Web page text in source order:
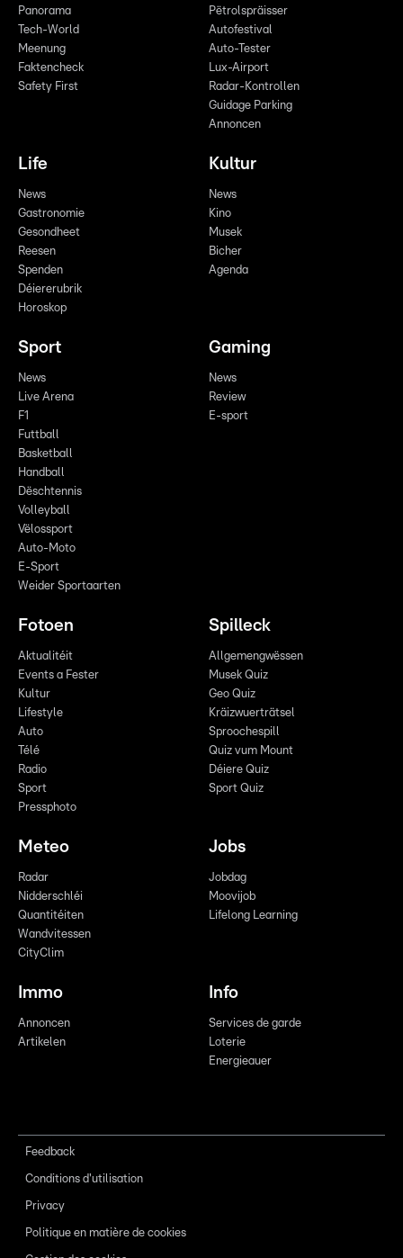
Panorama
Tech-World
Meenung
Faktencheck
Safety First
Pëtrolspräisser
Autofestival
Auto-Tester
Lux-Airport
Radar-Kontrollen
Guidage Parking
Annoncen
Life
News
Gastronomie
Gesondheet
Reesen
Spenden
Déiererubrik
Horoskop
Kultur
News
Kino
Musek
Bicher
Agenda
Sport
News
Live Arena
F1
Futtball
Basketball
Handball
Dëschtennis
Volleyball
Vëlossport
Auto-Moto
E-Sport
Weider Sportaarten
Gaming
News
Review
E-sport
Fotoen
Aktualitéit
Events a Fester
Kultur
Lifestyle
Auto
Télé
Radio
Sport
Pressphoto
Spilleck
Allgemengwëssen
Musek Quiz
Geo Quiz
Kräizwuerträtsel
Sproochespill
Quiz vum Mount
Déiere Quiz
Sport Quiz
Meteo
Radar
Nidderschléi
Quantitéiten
Wandvitessen
CityClim
Jobs
Jobdag
Moovijob
Lifelong Learning
Immo
Annoncen
Artikelen
Info
Services de garde
Loterie
Energieauer
Feedback
Conditions d'utilisation
Privacy
Politique en matière de cookies